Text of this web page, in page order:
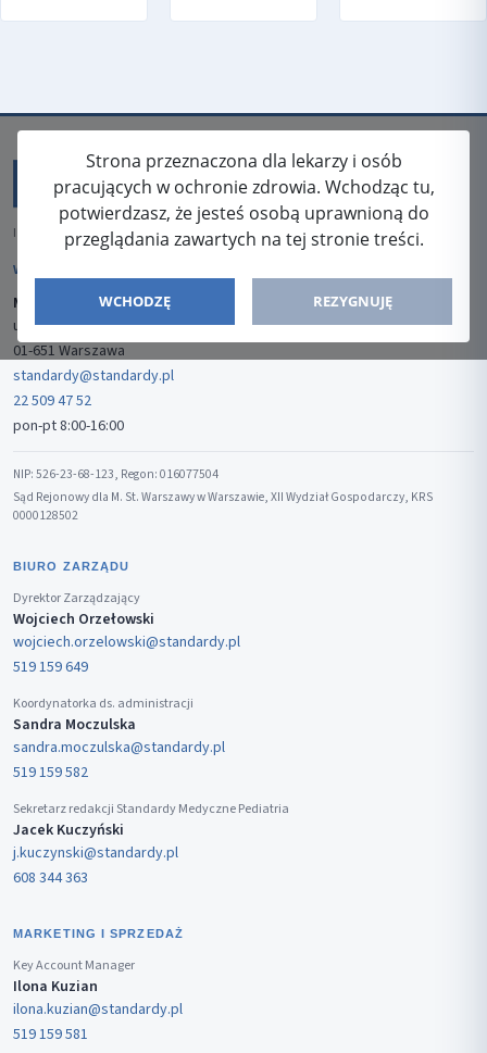
Strona przeznaczona dla lekarzy i osób
pracujących w ochronie zdrowia. Wchodząc tu,
potwierdzasz, że jesteś osobą uprawnioną do
przeglądania zawartych na tej stronie treści.
WCHODZĘ REZYGNUJĘ
ISSN: 2080-5438
WYDAWCA
Media-Press Sp. z o.o.
ul. Gwiaździsta 7B/8
01-651 Warszawa
standardy@standardy.pl
22 509 47 52
pon-pt 8:00-16:00
NIP: 526-23-68-123, Regon: 016077504
Sąd Rejonowy dla M. St. Warszawy w Warszawie, XII Wydział Gospodarczy, KRS
0000128502
BIURO ZARZĄDU
Dyrektor Zarządzający
Wojciech Orzełowski
wojciech.orzelowski@standardy.pl
519 159 649
Koordynatorka ds. administracji
Sandra Moczulska
sandra.moczulska@standardy.pl
519 159 582
Sekretarz redakcji Standardy Medyczne Pediatria
Jacek Kuczyński
j.kuczynski@standardy.pl
608 344 363
MARKETING I SPRZEDAŻ
Key Account Manager
Ilona Kuzian
ilona.kuzian@standardy.pl
519 159 581